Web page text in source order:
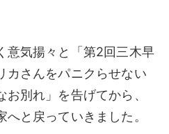
意気揚々と「第2回三木早
カさんをパニクらせない
別れ」を告げてから、
と戻っていきました。